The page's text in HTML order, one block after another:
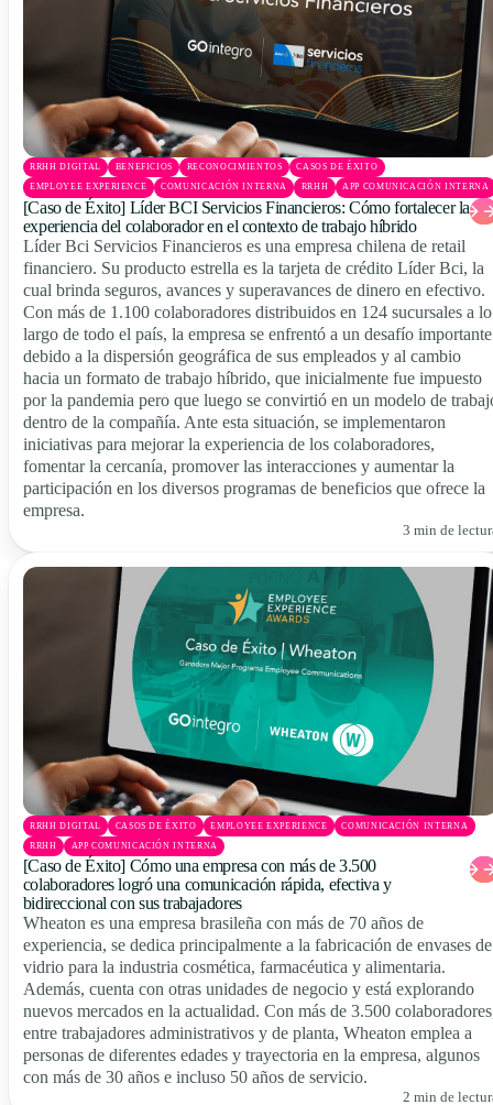
RRHH DIGITAL BENEFICIOS RECONOCIMIENTOS CASOS DE ÉXITO
EMPLOYEE EXPERIENCE COMUNICACIÓN INTERNA RRHH APP COMUNICACIÓN INTERNA
[Caso de Éxito] Líder BCI Servicios Financieros: Cómo fortalecer la
experiencia del colaborador en el contexto de trabajo híbrido
Líder Bci Servicios Financieros es una empresa chilena de retail
financiero. Su producto estrella es la tarjeta de crédito Líder Bci, la
cual brinda seguros, avances y superavances de dinero en efectivo.
Con más de 1.100 colaboradores distribuidos en 124 sucursales a lo
largo de todo el país, la empresa se enfrentó a un desafío importante
debido a la dispersión geográfica de sus empleados y al cambio
hacia un formato de trabajo híbrido, que inicialmente fue impuesto
por la pandemia pero que luego se convirtió en un modelo de
dentro de la compañía. Ante esta situación, se implementaron
iniciativas para mejorar la experiencia de los colaboradores,
fomentar la cercanía, promover las interacciones y aumentar la
participación en los diversos programas de beneficios que ofrece la
empresa.
3 min de
RRHH DIGITAL CASOS DE ÉXITO EMPLOYEE EXPERIENCE COMUNICACIÓN INTERNA
RRHH APP COMUNICACIÓN INTERNA
[Caso de Éxito] Cómo una empresa con más de 3.500
colaboradores logró una comunicación rápida, efectiva y
bidireccional con sus trabajadores
Wheaton es una empresa brasileña con más de 70 años de
experiencia, se dedica principalmente a la fabricación de envases de
vidrio para la industria cosmética, farmacéutica y alimentaria.
Además, cuenta con otras unidades de negocio y está explorando
nuevos mercados en la actualidad. Con más de 3.500
entre trabajadores administrativos y de planta, Wheaton emplea a
personas de diferentes edades y trayectoria en la empresa, algunos
con más de 30 años e incluso 50 años de servicio.
2 min de